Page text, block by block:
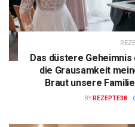
Das düstere
die Grausamkeit
Braut unsere
BY REZEPTE38